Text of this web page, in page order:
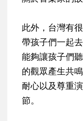
此外，台灣有
帶孩子們一起
能夠讓孩子們
的觀眾產生共
耐心以及尊重
節。